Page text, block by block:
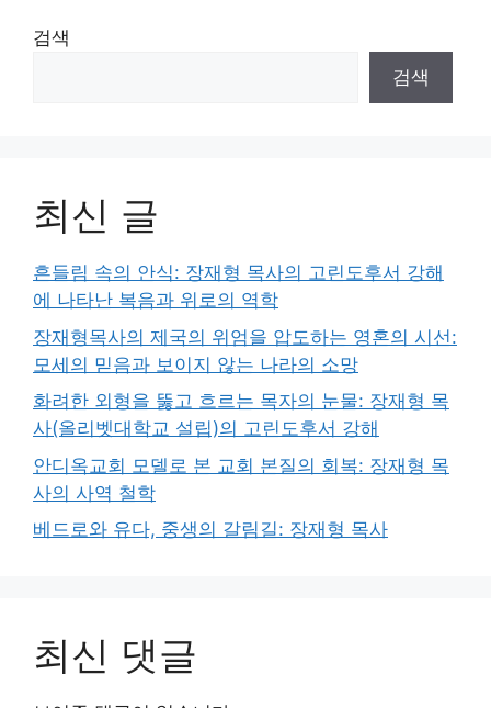
검색
검색
최신 글
흔들림 속의 안식: 장재형 목사의 고린도후서 강해
에 나타난 복음과 위로의 역학
장재형목사의 제국의 위엄을 압도하는 영혼의 시선:
모세의 믿음과 보이지 않는 나라의 소망
화려한 외형을 뚫고 흐르는 목자의 눈물: 장재형 목
사(올리벳대학교 설립)의 고린도후서 강해
안디옥교회 모델로 본 교회 본질의 회복: 장재형 목
사의 사역 철학
베드로와 유다, 중생의 갈림길: 장재형 목사
최신 댓글